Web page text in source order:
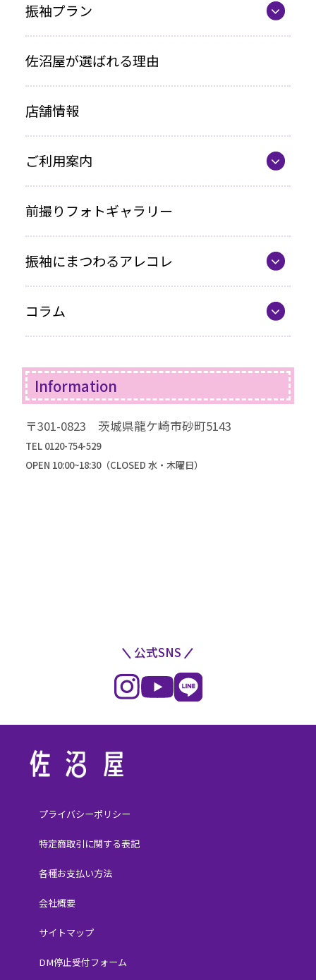
振袖プラン
レンタルプラン
お買い上げプラン
ママ振プラン
写真のみプラン
佐沼屋が選ばれる理由
店舗情報
ご利用案内
各種お支払い方法
車いすをご利用の方へ
企業情報
前撮りフォトギャラリー
振袖にまつわるアレコレ
振袖選びQ&A
振袖ドレス
高級振袖コレクション
コラム
成人式までの流れ
Information
〒301-0823 茨城県龍ケ崎市砂町5143
TEL 0120-754-529
OPEN 10:00~18:30（CLOSED 水・木曜日）
公式SNS
プライバシーポリシー
特定商取引に関する表記
各種お支払い方法
会社概要
サイトマップ
DM停止受付フォーム